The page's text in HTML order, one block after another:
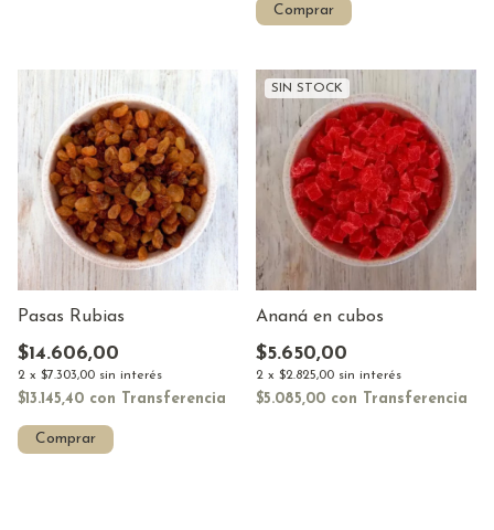
Comprar
Pasas Rubias
$14.606,00
2 x $7.303,00 sin interés
$13.145,40 con Transferencia
Comprar
SIN STOCK
Ananá en cubos
$5.650,00
2 x $2.825,00 sin interés
$5.085,00 con Transferencia